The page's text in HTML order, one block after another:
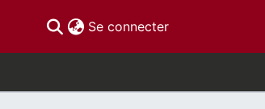
Se connecter(current)